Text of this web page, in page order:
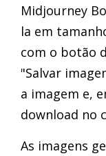
Midjourney
la em
com o botão
"Salvar
a imagem e,
download no
As imagens